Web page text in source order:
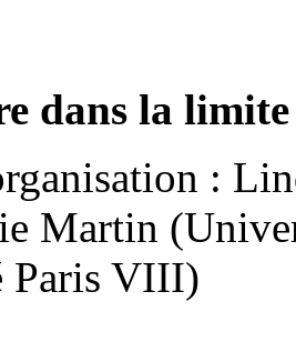
dans la limite
:
Martin
Paris VIII)